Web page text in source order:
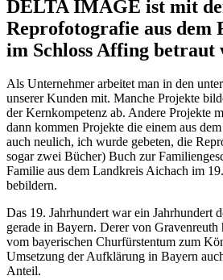
DELTA IMAGE ist mit
Reprofotografie aus dem
im Schloss Affing betraut
Als Unternehmer arbeitet man in den
unserer Kunden mit. Manche Projekte
der Kernkompetenz ab. Andere Projekte
dann kommen Projekte die einem aus
auch neulich, ich wurde gebeten, die
sogar zwei Bücher) Buch zur
Familie aus dem Landkreis Aichach im
bebildern.
Das 19. Jahrhundert war ein Jahrhundert
gerade in Bayern. Derer von Gravenreuth
vom bayerischen Churfürstentum zum
Umsetzung der Aufklärung in Bayern
Anteil.